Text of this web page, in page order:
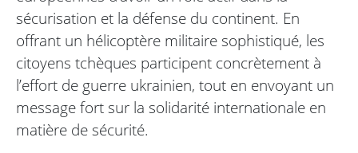
sécurisation et la défense du continent. En
offrant un hélicoptère militaire sophistiqué, les
citoyens tchèques participent concrètement à
l’effort de guerre ukrainien, tout en envoyant un
message fort sur la solidarité internationale en
matière de sécurité.